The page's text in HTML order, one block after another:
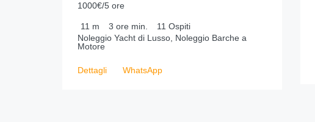
1000€/5 ore
11 m 3 ore min. 11 Ospiti
Noleggio Yacht di Lusso, Noleggio Barche a
Motore
Dettagli WhatsApp